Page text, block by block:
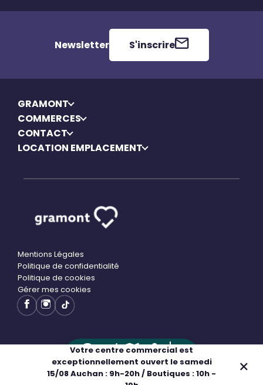
AdresseHorairesPlan Boutiques
Votre centre commercial est
exceptionnellement ouvert le samedi
15/08 Auchan : 9h-20h / Boutiques : 10h -
Newsletter S'inscrire
GRAMONT
COMMERCES
CONTACT
LOCATION EMPLACEMENT
Mentions Légales
Politique de confidentialité
Politique de cookies
Gérer mes cookies